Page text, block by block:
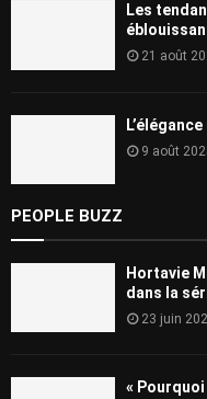
Les
21 août
9 août
PEOPLE BUZZ
Hortavie
dans la
23 juin
«